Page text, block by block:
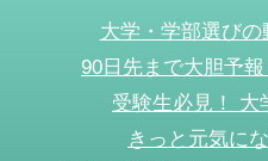
大学・学部選び
90日先まで大胆予
受験生必見！ 大
きっと元気に